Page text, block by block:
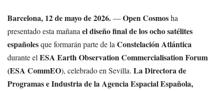
Barcelona, 12 de mayo de 2026.—Open Cosmosha
presentado esta mañana el diseño final de los ocho satélites
españolesque formarán parte de la Constelación Atlántica
durante el ESA Earth Observation Commercialisation Forum
(ESA CommEO), celebrado en Sevilla. La Directora de
Programas e Industria de la Agencia Espacial Española,